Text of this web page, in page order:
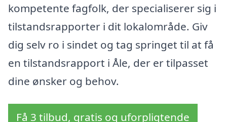
kompetente fagfolk, der specialiserer sig i
tilstandsrapporter i dit lokalområde. Giv
dig selv ro i sindet og tag springet til at få
en tilstandsrapport i Åle, der er tilpasset
dine ønsker og behov.
Få 3 tilbud, gratis og uforpligtende